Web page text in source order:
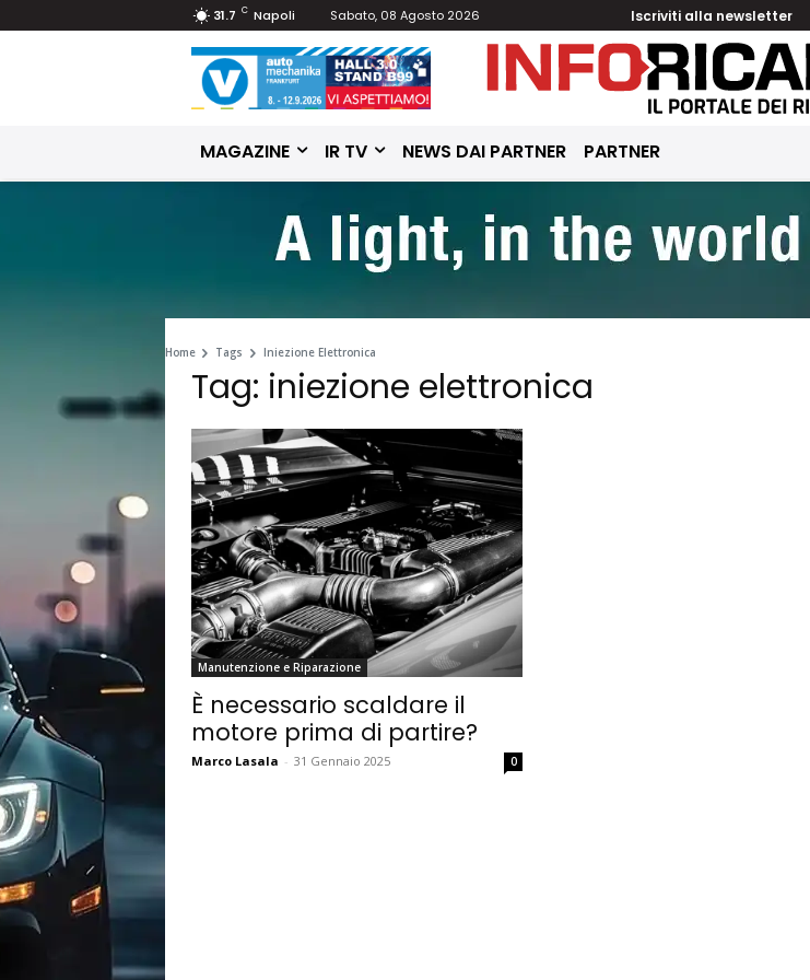
31.7 C Napoli Sabato, 08 Agosto 2026 Iscriviti alla newsletter
MAGAZINE IR TV NEWS DAI PARTNER PARTNER
Home Tags Iniezione Elettronica
Tag: iniezione elettronica
Manutenzione e Riparazione
È necessario scaldare il
motore prima di partire?
Marco Lasala - 31 Gennaio 2025 0